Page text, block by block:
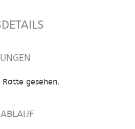
gesehen.